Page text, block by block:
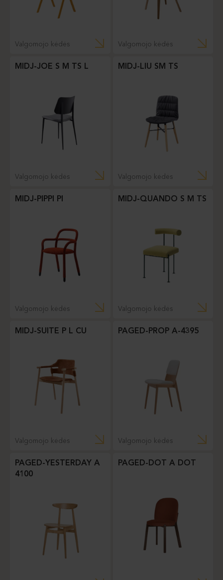
Valgomojo kėdės Valgomojo kėdės
MIDJ-JOE S M TS L
Valgomojo kėdės
MIDJ-LIU SM TS
Valgomojo kėdės
MIDJ-PIPPI PI
Valgomojo kėdės
MIDJ-QUANDO S M TS
Valgomojo kėdės
MIDJ-SUITE P L CU
Valgomojo kėdės
PAGED-PROP A-4395
Valgomojo kėdės
PAGED-YESTERDAY A
4100
PAGED-DOT A DOT